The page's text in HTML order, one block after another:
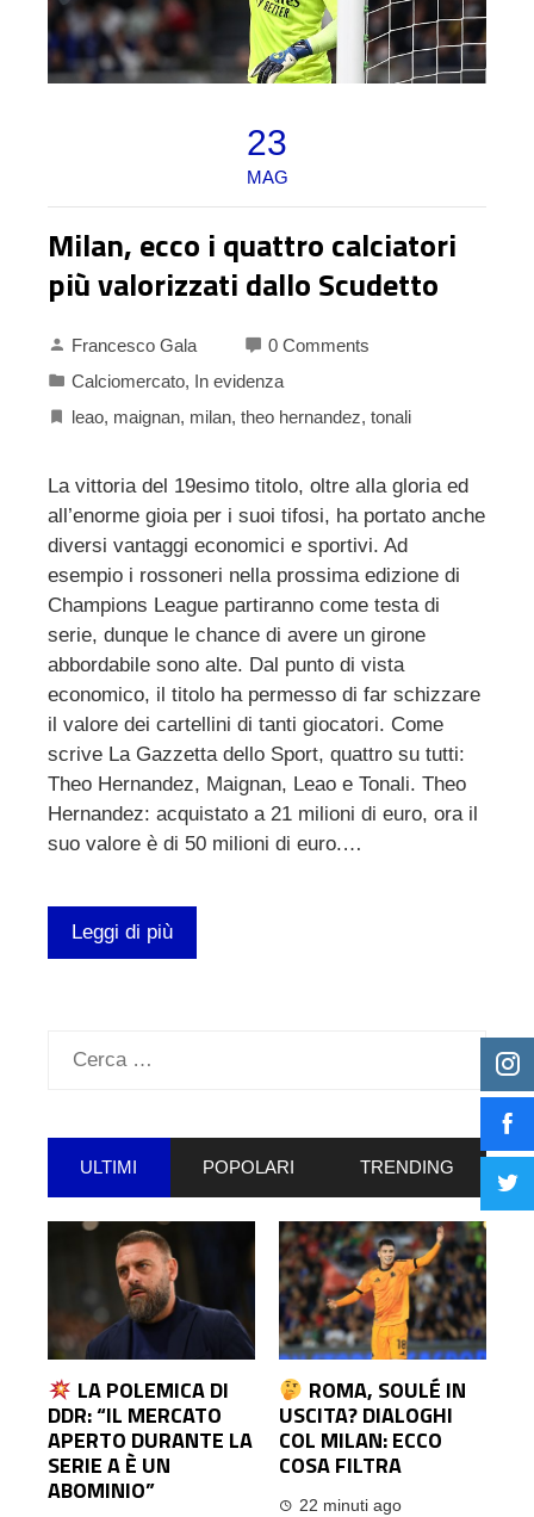
23
MAG
Milan, ecco i quattro calciatori
più valorizzati dallo Scudetto
Francesco Gala
0 Comments
Calciomercato, In evidenza
leao, maignan, milan, theo hernandez, tonali
La vittoria del 19esimo titolo, oltre alla gloria ed
all’enorme gioia per i suoi tifosi, ha portato anche
diversi vantaggi economici e sportivi. Ad
esempio i rossoneri nella prossima edizione di
Champions League partiranno come testa di
serie, dunque le chance di avere un girone
abbordabile sono alte. Dal punto di vista
economico, il titolo ha permesso di far schizzare
il valore dei cartellini di tanti giocatori. Come
scrive La Gazzetta dello Sport, quattro su tutti:
Theo Hernandez, Maignan, Leao e Tonali. Theo
Hernandez: acquistato a 21 milioni di euro, ora il
suo valore è di 50 milioni di euro.…
Leggi di più
Ricerca
ULTIMI POPOLARI TRENDING
LA POLEMICA DI
DDR: “IL MERCATO
APERTO DURANTE LA
SERIE A È UN
ABOMINIO”
ROMA, SOULÉ IN
USCITA? DIALOGHI
COL MILAN: ECCO
COSA FILTRA
22 minuti ago